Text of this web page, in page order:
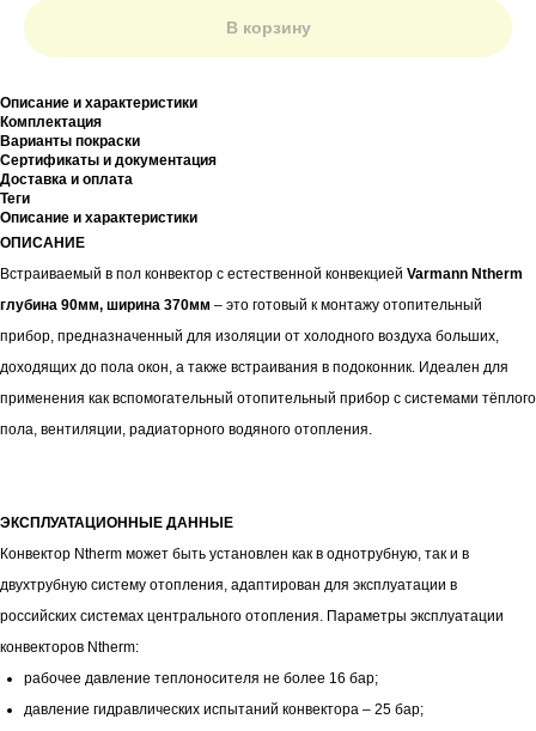
В корзину
Описание и характеристики
Комплектация
Варианты покраски
Сертификаты и документация
Доставка и оплата
Теги
Описание и характеристики
ОПИСАНИЕ
Встраиваемый в пол конвектор с естественной конвекцией Varmann Ntherm
глубина 90мм, ширина 370мм – это готовый к монтажу отопительный
прибор, предназначенный для изоляции от холодного воздуха больших,
доходящих до пола окон, а также встраивания в подоконник. Идеален для
применения как вспомогательный отопительный прибор с системами тёплого
пола, вентиляции, радиаторного водяного отопления.
ЭКСПЛУАТАЦИОННЫЕ ДАННЫЕ
Конвектор Ntherm может быть установлен как в однотрубную, так и в
двухтрубную систему отопления, адаптирован для эксплуатации в
российских системах центрального отопления. Параметры эксплуатации
конвекторов Ntherm:
рабочее давление теплоносителя не более 16 бар;
давление гидравлических испытаний конвектора – 25 бар;